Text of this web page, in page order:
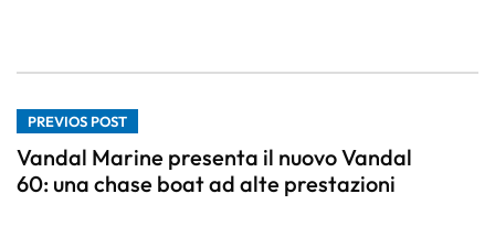
PREVIOS POST
Vandal Marine presenta il nuovo Vandal
60: una chase boat ad alte prestazioni